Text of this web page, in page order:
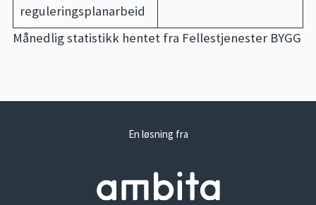
reguleringsplanarbeid
Månedlig statistikk hentet fra Fellestjenester BYGG
En løsning fra